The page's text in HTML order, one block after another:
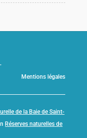
Mentions légales
de la Baie de Saint-
Réserves naturelles de